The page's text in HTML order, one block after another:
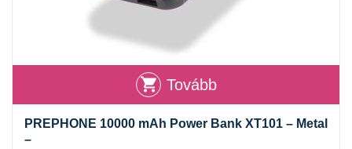
Tovább
PREPHONE 10000 mAh Power Bank XT101 – Metal
–